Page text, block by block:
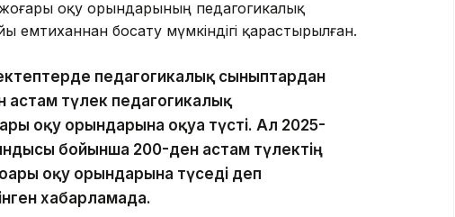
оқу орындарының педагогикалық
емтиханнан босату мүмкіндігі қарастырылған.
педагогикалық сыныптардан
астам түлек педагогикалық
оқу орындарына оқуға түсті. Ал 2025-
бойынша 200-ден астам түлектің
оқу орындарына түседі деп
хабарламада.